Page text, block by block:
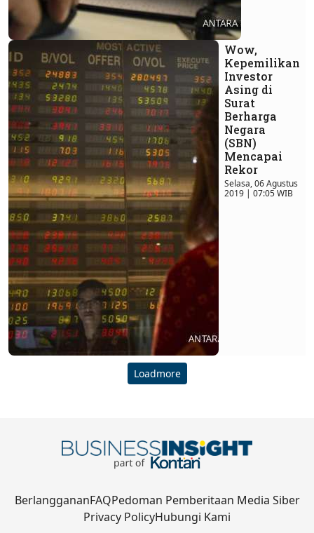
Wow,
Kepemilikan
Investor
Asing di
Surat
Berharga
Negara
(SBN)
Mencapai
Rekor
Selasa, 06 Agustus
2019 | 07:05 WIB
Loadmore
BerlanggananFAQPedoman Pemberitaan Media Siber
Privacy PolicyHubungi Kami